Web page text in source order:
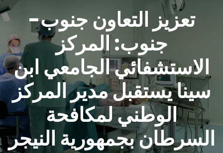
تعزيز التعاون جنوب-
جنوب: المركز
الاستشفائي الجامعي ابن
سينا يستقبل مدير المركز
الوطني لمكافحة
السرطان بجمهورية النيجر